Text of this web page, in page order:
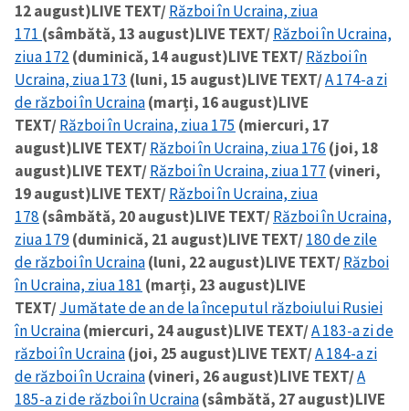
12 august)LIVE TEXT/Război în Ucraina, ziua
171 (sâmbătă, 13 august)LIVE TEXT/Război în Ucraina,
ziua 172 (duminică, 14 august)LIVE TEXT/Război în
Ucraina, ziua 173 (luni, 15 august)LIVE TEXT/A 174-a zi
de război în Ucraina(marți, 16 august)LIVE
TEXT/Război în Ucraina, ziua 175 (miercuri, 17
august)LIVE TEXT/Război în Ucraina, ziua 176 (joi, 18
august)LIVE TEXT/Război în Ucraina, ziua 177 (vineri,
19 august)LIVE TEXT/Război în Ucraina, ziua
178 (sâmbătă, 20 august)LIVE TEXT/Război în Ucraina,
ziua 179(duminică, 21 august)LIVE TEXT/180 de zile
de război în Ucraina(luni, 22 august)LIVE TEXT/Război
în Ucraina, ziua 181 (marți, 23 august)LIVE
TEXT/Jumătate de an de la începutul războiului Rusiei
în Ucraina(miercuri, 24 august)LIVE TEXT/A 183-a zi de
război în Ucraina(joi, 25 august)LIVE TEXT/A 184-a zi
de război în Ucraina(vineri, 26 august)LIVE TEXT/A
185-a zi de război în Ucraina(sâmbătă, 27 august)LIVE